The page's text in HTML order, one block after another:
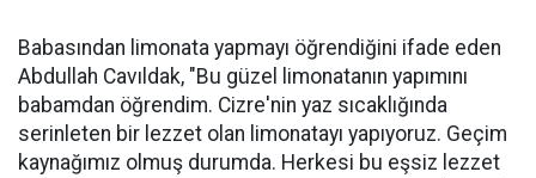
Babasından limonata yapmayı öğrendiğini ifade eden
Abdullah Cavıldak, "Bu güzel limonatanın yapımını
babamdan öğrendim. Cizre'nin yaz sıcaklığında
serinleten bir lezzet olan limonatayı yapıyoruz. Geçim
kaynağımız olmuş durumda. Herkesi bu eşsiz lezzet